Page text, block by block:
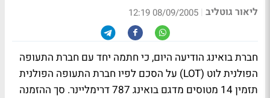
ליאור גוטליב |
08/09/2005 12:19
חברת בואינג הודיעה היום, כי חתמה יחד עם חברת התעופה
הפולנית לוט (LOT) על הסכם לפיו חברת התעופה הפולנית
תזמין 14 מטוסים מדגם בואינג 787 דרימליינר. סך ההזמנה